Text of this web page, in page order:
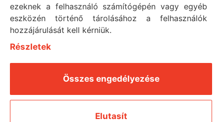
Szolgáltatások
Termékeink
Érdekel a Renzacci
© 2025 Renzacci.hu. MInden jog fenntartva! -
Designed byProfelis, powered byLion Stack
ezeknek a felhasználó számítógépén vagy egyéb
eszközén történő tárolásához a felhasználók
hozzájárulását kell kérniük.
Részletek
Összes engedélyezése
Elutasít